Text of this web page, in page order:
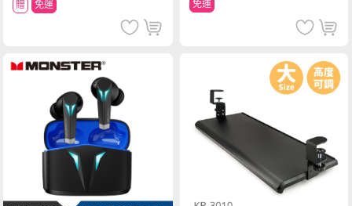
贈 免運 免運